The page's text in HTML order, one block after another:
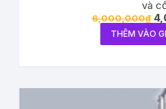
và
6,000,000₫
THÊM VÀO